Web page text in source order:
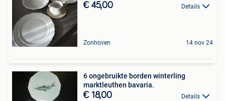
€ 45,00 Details
Zonhoven 14 nov 24
6 ongebruikte borden winterling
marktleuthen bavaria.
€ 18,00 Details